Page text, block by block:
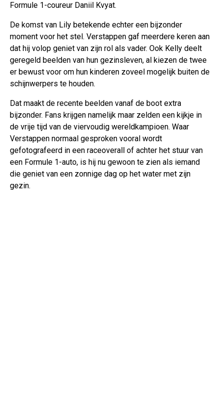
Formule 1-coureur Daniil Kvyat.
De komst van Lily betekende echter een bijzonder
moment voor het stel. Verstappen gaf meerdere keren aan
dat hij volop geniet van zijn rol als vader. Ook Kelly deelt
geregeld beelden van hun gezinsleven, al kiezen de twee
er bewust voor om hun kinderen zoveel mogelijk buiten de
schijnwerpers te houden.
Dat maakt de recente beelden vanaf de boot extra
bijzonder. Fans krijgen namelijk maar zelden een kijkje in
de vrije tijd van de viervoudig wereldkampioen. Waar
Verstappen normaal gesproken vooral wordt
gefotografeerd in een raceoverall of achter het stuur van
een Formule 1-auto, is hij nu gewoon te zien als iemand
die geniet van een zonnige dag op het water met zijn
gezin.